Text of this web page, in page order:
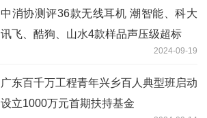
中消协测评36款无线耳机 潮智能、科大
讯飞、酷狗、山水4款样品声压级超标
2024-09-19
广东百千万工程青年兴乡百人典型班启动
设立1000万元首期扶持基金